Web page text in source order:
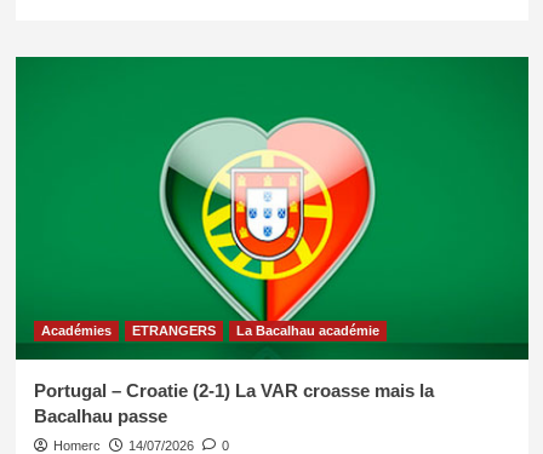
Académies ETRANGERS La Bacalhau académie
Portugal – Croatie (2-1) La VAR croasse mais la
Bacalhau passe
Homerc 14/07/2026 0